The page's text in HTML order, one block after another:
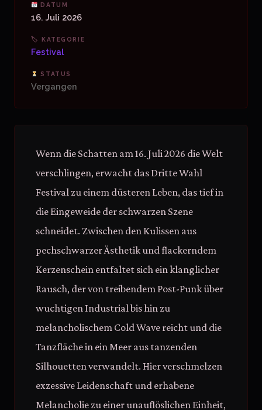
DATUM
16. Juli 2026
🏷 KATEGORIE
Festival
STATUS
Vergangen
Wenn die Schatten am 16. Juli 2026 die Welt
verschlingen, erwacht das Dritte Wahl
Festival zu einem düsteren Leben, das tief in
die Eingeweide der schwarzen Szene
schneidet. Zwischen den Kulissen aus
pechschwarzer Ästhetik und flackerndem
Kerzenschein entfaltet sich ein klanglicher
Rausch, der von treibendem Post-Punk über
wuchtigen Industrial bis hin zu
melancholischem Cold Wave reicht und die
Tanzfläche in ein Meer aus tanzenden
Silhouetten verwandelt. Hier verschmelzen
exzessive Leidenschaft und erhabene
Melancholie zu einer unauflöslichen Einheit,